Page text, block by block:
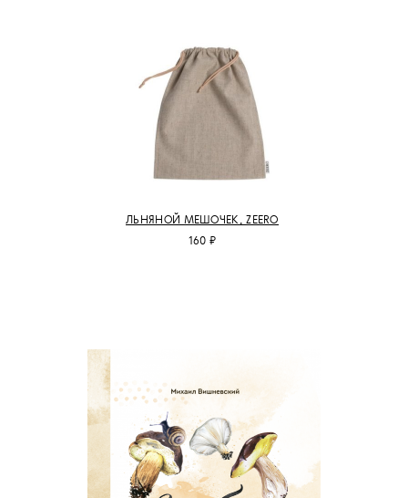
ЛЬНЯНОЙ МЕШОЧЕК, ZEERO
160 ₽